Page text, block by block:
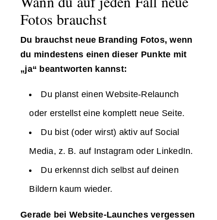
Fotos brauchst
Du brauchst neue Branding Fotos, wenn
du mindestens einen dieser Punkte mit
„ja“ beantworten kannst:
Du planst einen Website-Relaunch
oder erstellst eine komplett neue Seite.
Du bist (oder wirst) aktiv auf Social
Media, z. B. auf Instagram oder LinkedIn.
Du erkennst dich selbst auf deinen
Bildern kaum wieder.
Gerade bei Website-Launches vergessen